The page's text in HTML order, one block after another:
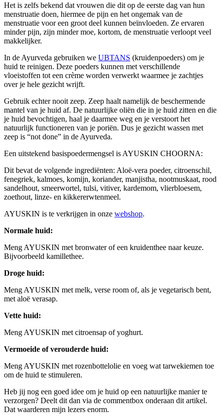
Het is zelfs bekend dat vrouwen die dit op de eerste dag van hun
menstruatie doen, hiermee de pijn en het ongemak van de
menstruatie voor een groot deel kunnen beïnvloeden. Ze ervaren
minder pijn, zijn minder moe, kortom, de menstruatie verloopt veel
makkelijker.
In de Ayurveda gebruiken we UBTANS (kruidenpoeders) om je
huid te reinigen. Deze poeders kunnen met verschillende
vloeistoffen tot een crème worden verwerkt waarmee je zachtjes
over je hele gezicht wrijft.
Gebruik echter nooit zeep. Zeep haalt namelijk de beschermende
mantel van je huid af. De natuurlijke oliën die in je huid zitten en die
je huid bevochtigen, haal je daarmee weg en je verstoort het
natuurlijk functioneren van je poriën. Dus je gezicht wassen met
zeep is “not done” in de Ayurveda.
Een uitstekend basispoedermengsel is AYUSKIN CHOORNA:
Dit bevat de volgende ingrediënten: Aloë-vera poeder, citroenschil,
fenegriek, kalmoes, komijn, koriander, manjistha, nootmuskaat, rood
sandelhout, smeerwortel, tulsi, vitiver, kardemom, vlierbloesem,
zoethout, linze- en kikkererwtenmeel.
AYUSKIN is te verkrijgen in onze webshop.
Normale huid:
Meng AYUSKIN met bronwater of een kruidenthee naar keuze.
Bijvoorbeeld kamillethee.
Droge huid:
Meng AYUSKIN met melk, verse room of, als je vegetarisch bent,
met aloë verasap.
Vette huid:
Meng AYUSKIN met citroensap of yoghurt.
Vermoeide of verouderde huid:
Meng AYUSKIN met rozenbottelolie en voeg wat tarwekiemen toe
om de huid te stimuleren.
Heb jij nog een goed idee om je huid op een natuurlijke manier te
verzorgen? Deelt dit dan via de commentbox onderaan dit artikel.
Dat waarderen mijn lezers enorm.